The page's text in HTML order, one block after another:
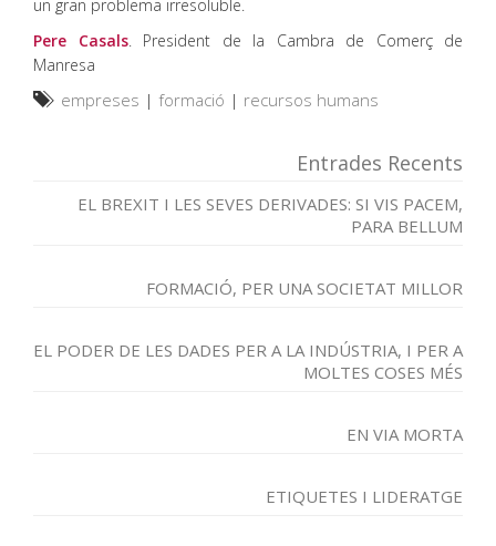
un gran problema irresoluble.
Pere Casals. President de la Cambra de Comerç de
Manresa
empreses | formació | recursos humans
Entrades Recents
EL BREXIT I LES SEVES DERIVADES: SI VIS PACEM,
PARA BELLUM
FORMACIÓ, PER UNA SOCIETAT MILLOR
EL PODER DE LES DADES PER A LA INDÚSTRIA, I PER A
MOLTES COSES MÉS
EN VIA MORTA
ETIQUETES I LIDERATGE